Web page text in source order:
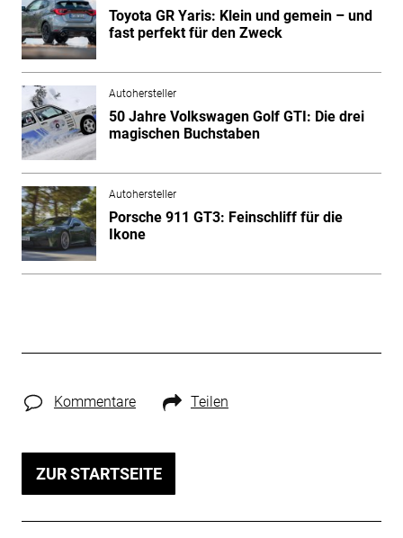
Toyota GR Yaris: Klein und gemein – und
fast perfekt für den Zweck
Autohersteller
50 Jahre Volkswagen Golf GTI: Die drei
magischen Buchstaben
Autohersteller
Porsche 911 GT3: Feinschliff für die
Ikone
Kommentare Teilen
ZUR STARTSEITE